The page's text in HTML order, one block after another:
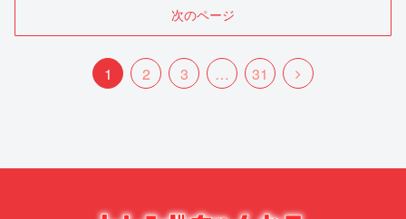
次のページ
1 2 3 … 31
次